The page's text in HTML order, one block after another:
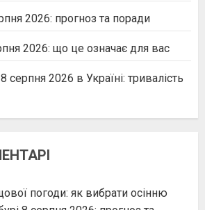
2026: прогноз та поради
2026: що це означає для вас
серпня 2026 в Україні: тривалість
погоди: як вибрати осінню